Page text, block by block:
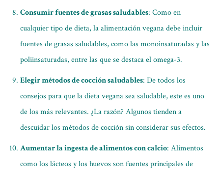
Consumir fuentes de grasas saludables: Como en
cualquier tipo de dieta, la alimentación vegana debe incluir
fuentes de grasas saludables, como las monoinsaturadas y las
poliinsaturadas, entre las que se destaca el omega-3.
Elegir métodos de cocción saludables: De todos los
consejos para que la dieta vegana sea saludable, este es uno
de los más relevantes. ¿La razón? Algunos tienden a
descuidar los métodos de cocción sin considerar sus efectos.
Aumentar la ingesta de alimentos con calcio: Alimentos
como los lácteos y los huevos son fuentes principales de